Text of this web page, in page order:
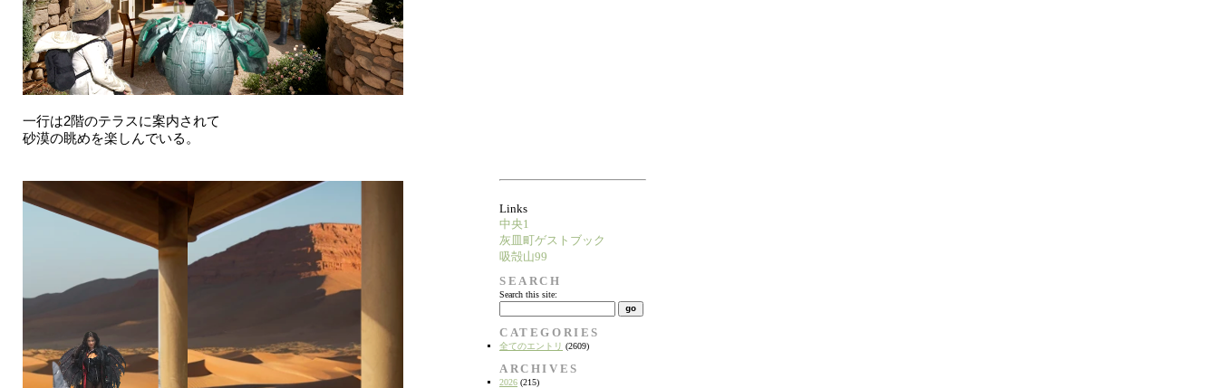
一行は2階のテラスに案内されて
砂漠の眺めを楽しんでいる。
Links
中央1
灰皿町ゲストブック
吸殻山99
SEARCH
Search this site:
CATEGORIES
全てのエントリ (2609)
ARCHIVES
2026 (215)